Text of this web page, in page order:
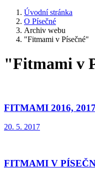
Úvodní stránka
O Písečné
Archiv webu
"Fitmami v Písečné"
"Fitmami v
FITMAMI 2016, 2017
20. 5. 2017
FITMAMI V